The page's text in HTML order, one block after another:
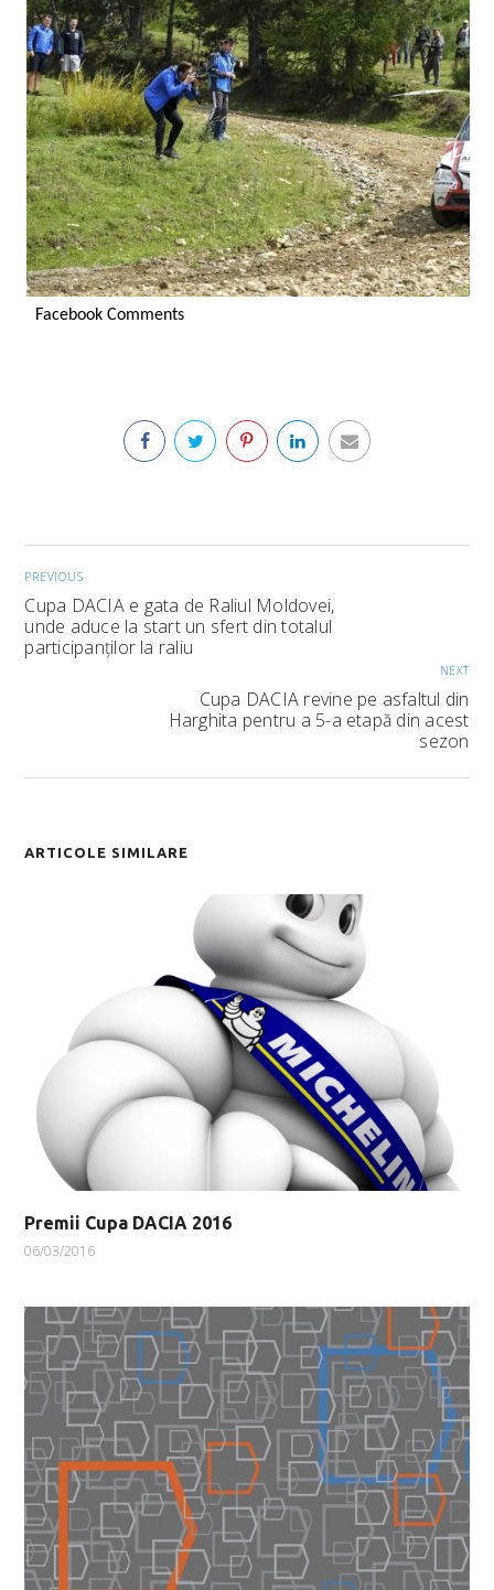
Facebook Comments
PREVIOUS
Cupa DACIA e gata de Raliul Moldovei,
unde aduce la start un sfert din totalul
participanților la raliu
NEXT
Cupa DACIA revine pe asfaltul din
Harghita pentru a 5-a etapă din acest
sezon
ARTICOLE SIMILARE
Premii Cupa DACIA 2016
06/03/2016